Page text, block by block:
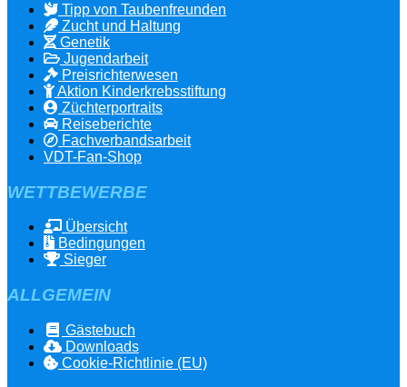
Tipp von Taubenfreunden
Zucht und Haltung
Genetik
Jugendarbeit
Preisrichterwesen
Aktion Kinderkrebsstiftung
Züchterportraits
Reiseberichte
Fachverbandsarbeit
VDT-Fan-Shop
WETTBEWERBE
Übersicht
Bedingungen
Sieger
ALLGEMEIN
Gästebuch
Downloads
Cookie-Richtlinie (EU)